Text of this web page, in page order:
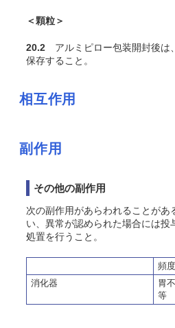
＜顆粒＞
20.2 アルミピロー包装開封後は
保存すること。
相互作用
副作用
その他の副作用
次の副作用があらわれることがあ
い、異常が認められた場合には投
処置を行うこと。
頻
消化器
胃
等